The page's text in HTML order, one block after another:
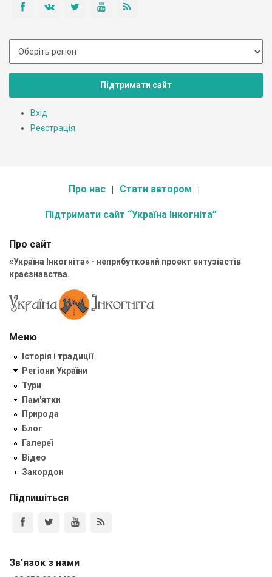
Підтримати сайт
Вхід
Реєстрація
Про нас Стати автором
Підтримати сайт “Україна Інкогніта”
Про сайт
«Україна Інкогніта» - неприбутковий проект ентузіастів
краєзнавства.
Меню
Історія і традиції
Регіони України
Тури
Пам'ятки
Природа
Блог
Галереї
Відео
Закордон
Підпишіться
Зв'язок з нами